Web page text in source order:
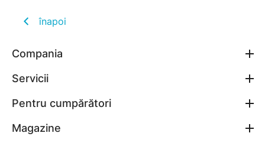
înapoi
Compania
Servicii
Pentru cumpărători
Magazine